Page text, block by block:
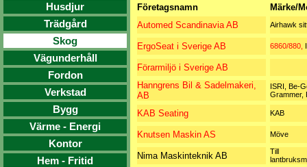
Husdjur
Trädgård
Skog
Vägunderhåll
Fordon
Verkstad
Bygg
Värme - Energi
Kontor
Hem - Fritid
Företagsnamn
Märke/
Automed Scandinavia AB
Airhawk
ErgoSeat i Sverige AB 6860/880,
Förarmiljö i Sverige AB
Hanngrens Bil & Sadelmakeri,
AB
ISRI, Be-
Grammer,
KAB Seating KAB
Knutsen Maskin AS Möve
Nima Maskinteknik AB
Till